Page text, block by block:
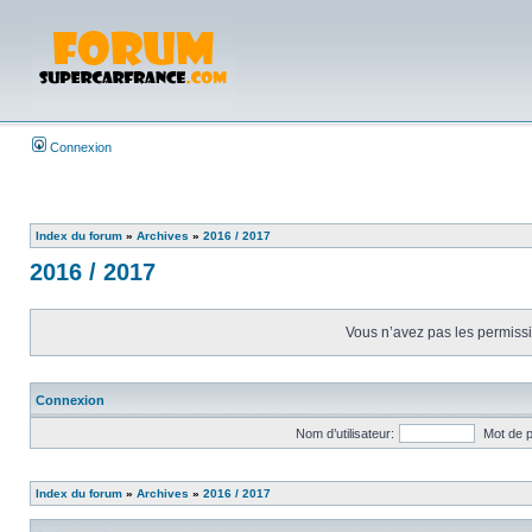
Connexion
Index du forum » Archives » 2016 / 2017
2016 / 2017
Vous n’avez pas les
Connexion
Nom d’utilisateur: Mot de
Index du forum » Archives » 2016 / 2017